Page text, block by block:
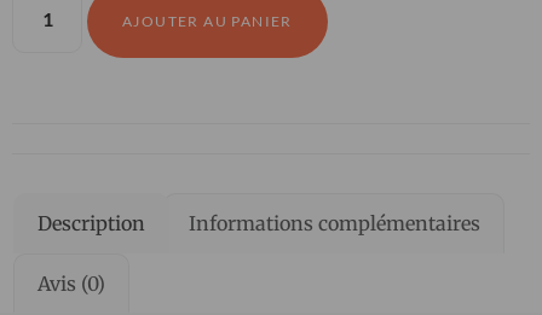
AJOUTER AU PANIER
Description Informations complémentaires
Avis (0)